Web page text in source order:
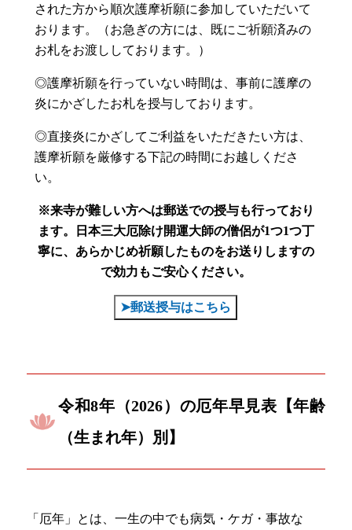
された方から順次護摩祈願に参加していただいて
おります。（お急ぎの方には、既にご祈願済みの
お札をお渡ししております。）
◎護摩祈願を行っていない時間は、事前に護摩の
炎にかざしたお札を授与しております。
◎直接炎にかざしてご利益をいただきたい方は、
護摩祈願を厳修する下記の時間にお越しくださ
い。
※来寺が難しい方へは郵送での授与も行っており
ます。
日本三大厄除け開運大師の僧侶が1つ1つ丁
寧に、あらかじめ祈願したものをお送りしますの
で効力もご安心ください。
➤郵送授与はこちら
令和8年（2026）の厄年早見表【年齢
（生まれ年）別】
「厄年」とは、一生の中でも病気・ケガ・事故な